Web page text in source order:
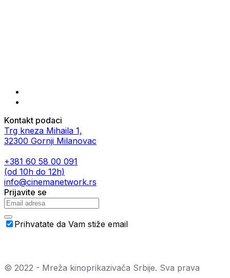
Kontakt podaci
Trg kneza Mihaila 1,
32300 Gornji Milanovac
+381 60 58 00 091
(od 10h do 12h)
info@cinemanetwork.rs
Prijavite se
Prihvatate da Vam stiže email
© 2022 - Mreža kinoprikazivača Srbije. Sva prava